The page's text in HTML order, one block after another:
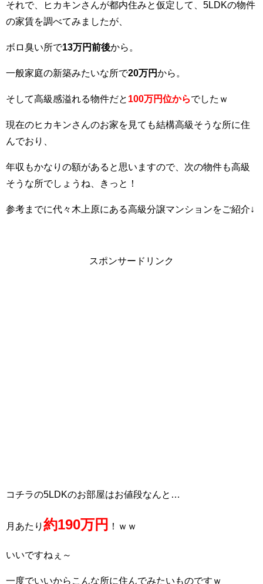
それで、ヒカキンさんが都内住みと仮定して、5LDKの物件
の家賃を調べてみましたが、
ボロ臭い所で13万円前後から。
一般家庭の新築みたいな所で20万円から。
そして高級感溢れる物件だと 100万円位からでしたｗ
現在のヒカキンさんのお家を見ても結構高級そうな所に住
んでおり、
年収もかなりの額があると思いますので、次の物件も高級
そうな所でしょうね、きっと！
参考までに代々木上原にある高級分譲マンションをご紹介↓
スポンサードリンク
コチラの5LDKのお部屋はお値段なんと…
月あたり 約190万円 ！ｗｗ
いいですねぇ～
一度でいいからこんな所に住んでみたいものですｗ